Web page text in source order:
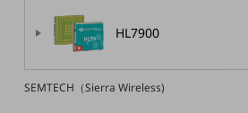
バックオフィス
リモート・ハイブリッドワーク
HL7900
SEMTECH（Sierra Wireless)